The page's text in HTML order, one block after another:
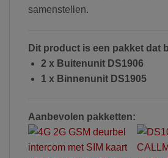
samenstellen.
Dit product is een pakket dat
2 x Buitenunit DS1906
1 x Binnenunit DS1905
Aanbevolen pakketten: